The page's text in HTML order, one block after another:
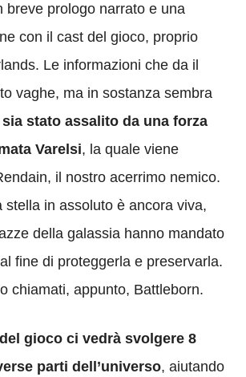
breve prologo narrato e una
con il cast del gioco, proprio
Le informazioni che da il
vaghe, ma in sostanza sembra
sia stato assalito da una forza
Varelsi, la quale viene
il nostro acerrimo nemico.
stella in assoluto è ancora viva,
della galassia hanno mandato
fine di proteggerla e preservarla.
chiamati, appunto, Battleborn.
gioco ci vedrà svolgere 8
parti dell’universo, aiutando